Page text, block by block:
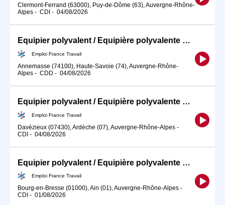
Clermont-Ferrand (63000), Puy-de-Dôme (63), Auvergne-Rhône-
Alpes - CDI - 04/08/2026
Equipier polyvalent / Equipière polyvalente de restauration rapid (H/F)
Emploi France Travail
Annemasse (74100), Haute-Savoie (74), Auvergne-Rhône-
Alpes - CDD - 04/08/2026
Equipier polyvalent / Equipière polyvalente de restauration rapid (H/F)
Emploi France Travail
Davézieux (07430), Ardèche (07), Auvergne-Rhône-Alpes -
CDI - 04/08/2026
Equipier polyvalent / Equipière polyvalente de restauration rapid (H/F)
Emploi France Travail
Bourg-en-Bresse (01000), Ain (01), Auvergne-Rhône-Alpes -
CDI - 01/08/2026